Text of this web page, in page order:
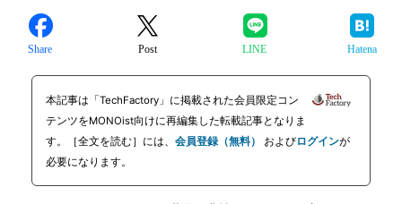
Share Post LINE Hatena
本記事は「TechFactory」に掲載された会員限定コン
テンツをMONOist向けに再編集した転載記事となりま
す。［全文を読む］には、 会員登録（無料） およびログインが
必要になります。